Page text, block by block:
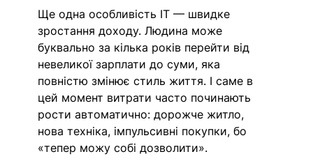
Ще одна особливість IT — швидке
зростання доходу. Людина може
буквально за кілька років перейти від
невеликої зарплати до суми, яка
повністю змінює стиль життя. І саме в
цей момент витрати часто починають
рости автоматично: дорожче житло,
нова техніка, імпульсивні покупки, бо
«тепер можу собі дозволити».